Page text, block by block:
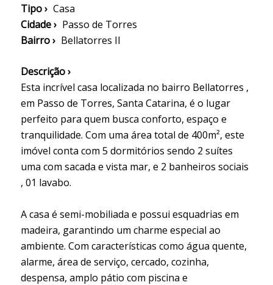
Tipo › Casa
Cidade › Passo de Torres
Bairro › Bellatorres II
Descrição ›
Esta incrível casa localizada no bairro Bellatorres ,
em Passo de Torres, Santa Catarina, é o lugar
perfeito para quem busca conforto, espaço e
tranquilidade. Com uma área total de 400m², este
imóvel conta com 5 dormitórios sendo 2 suítes
uma com sacada e vista mar, e 2 banheiros sociais
, 01 lavabo.
A casa é semi-mobiliada e possui esquadrias em
madeira, garantindo um charme especial ao
ambiente. Com características como água quente,
alarme, área de serviço, cercado, cozinha,
despensa, amplo pátio com piscina e